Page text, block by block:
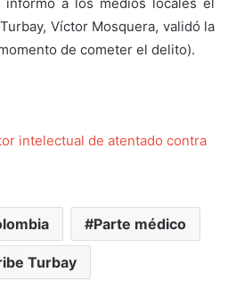
Víctor Mosquera, validó la
de cometer el delito).
intelectual de atentado contra
Parte médico
Turbay